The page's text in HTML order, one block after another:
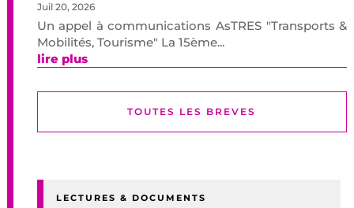
Juil 20, 2026
Un appel à communications AsTRES "Transports &
Mobilités, Tourisme" La 15ème...
lire plus
TOUTES LES BREVES
LECTURES & DOCUMENTS